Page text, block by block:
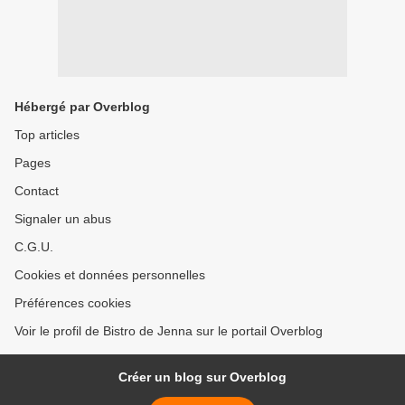
Hébergé par Overblog
Top articles
Pages
Contact
Signaler un abus
C.G.U.
Cookies et données personnelles
Préférences cookies
Voir le profil de Bistro de Jenna sur le portail Overblog
Créer un blog sur Overblog